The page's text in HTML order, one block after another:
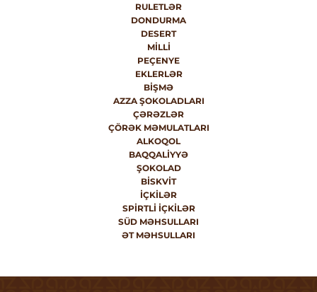
RULETLƏR
DONDURMA
DESERT
MILLI
PEÇENYE
EKLERLƏR
BIŞMƏ
AZZA ŞOKOLADLARI
ÇƏRƏZLƏR
ÇÖRƏK MƏMULATLARI
ALKOQOL
BAQQALIYYƏ
ŞOKOLAD
BISKVIT
İÇKILƏR
SPIRTLI İÇKILƏR
SÜD MƏHSULLARI
ƏT MƏHSULLARI